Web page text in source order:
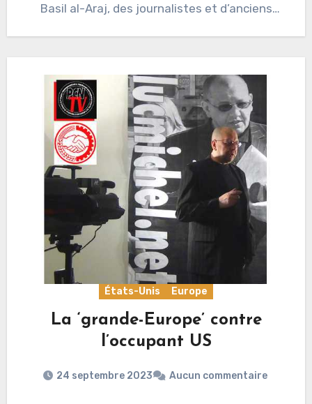
Basil al-Araj, des journalistes et d’anciens
États-Unis Europe
La ‘grande-Europe’ contre
l’occupant US
24 septembre 2023 Aucun commentaire